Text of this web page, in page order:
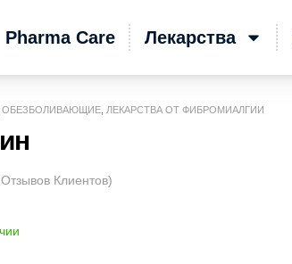
Pharma Care Лекарства
ОБЕЗБОЛИВАЮЩИЕ ЛЕКАРСТВА ОТ ФИБРОМИАЛГИИ
Отзывов Клиентов)